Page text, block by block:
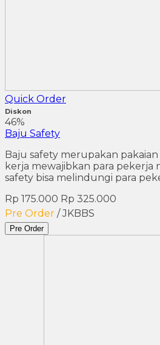
Quick Order
Diskon
46%
Baju Safety
Baju safety merupakan
kerja mewajibkan para
safety bisa melindungi para
Rp 175.000 Rp 325.000
Pre Order / JKBBS
Pre Order